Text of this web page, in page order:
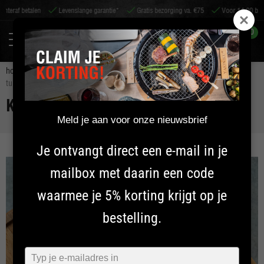
Levenslange garantie* Gratis bezorging va. €75 Voor 14:00 besteld:
0
home inspiratie recepten
kamado recepten
tuna melt naanbrood
KAMADO RECEPTEN
Meld je aan voor onze nieuwsbrief
Je ontvangt direct een e-mail in je
mailbox met daarin een code
waarmee je 5% korting krijgt op je
bestelling.
Typ